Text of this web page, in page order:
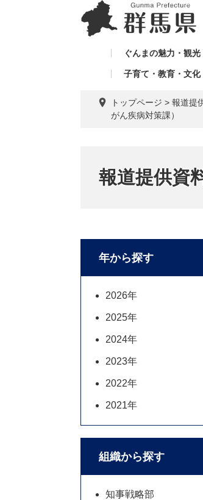
ぐんまの魅力・観
子育て・教育・文化
トップページ > 報道提
がん疾病対策課）
報道提供資
年から探す
2026年
2025年
2024年
2023年
2022年
2021年
組織から探す
知事戦略部